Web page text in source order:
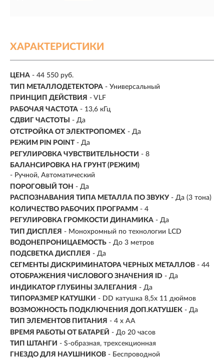
ХАРАКТЕРИСТИКИ
ЦЕНА - 44 550 руб.
ТИП МЕТАЛЛОДЕТЕКТОРА - Универсальный
ПРИНЦИП ДЕЙСТВИЯ - VLF
РАБОЧАЯ ЧАСТОТА - 13,6 кГц
СДВИГ ЧАСТОТЫ
- Да
ОТСТРОЙКА ОТ ЭЛЕКТРОПОМЕХ - Да
РЕЖИМ PIN POINT - Да
РЕГУЛИРОВКА ЧУВСТВИТЕЛЬНОСТИ - 8
БАЛАНСИРОВКА НА ГРУНТ (РЕЖИМ)
- Ручной, Автоматический
ПОРОГОВЫЙ ТОН - Да
РАСПОЗНАВАНИЯ ТИПА МЕТАЛЛА ПО ЗВУКУ - Да (3 тона)
КОЛИЧЕСТВО РАБОЧИХ ПРОГРАММ - 4
РЕГУЛИРОВКА ГРОМКОСТИ ДИНАМИКА - Да
ТИП ДИСПЛЕЯ - Монохромный по технологии LCD
ВОДОНЕПРОНИЦАЕМОСТЬ - До 3 метров
ПОДСВЕТКА ДИСПЛЕЯ - Да
СЕГМЕНТЫ ДИСКРИМИНАТОРА ЧЕРНЫХ МЕТАЛЛОВ - 44
ОТОБРАЖЕНИЯ ЧИСЛОВОГО ЗНАЧЕНИЯ ID - Да
ИНДИКАТОР ГЛУБИНЫ ЗАЛЕГАНИЯ - Да
ТИПОРАЗМЕР КАТУШКИ - DD катушка 8,5х 11 дюймов
ВОЗМОЖНОСТЬ ПОДКЛЮЧЕНИЯ ДОП.КАТУШЕК - Да
ТИП ЭЛЕМЕНТОВ ПИТАНИЯ - 4 х AA
ВРЕМЯ РАБОТЫ ОТ БАТАРЕЙ - До 20 часов
ТИП ШТАНГИ - S-образная, трехсекционная
ГНЕЗДО ДЛЯ НАУШНИКОВ - Беспроводной